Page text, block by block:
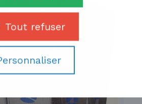
Tout refuser